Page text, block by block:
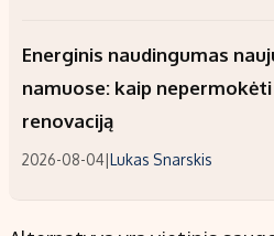
Energinis naudingumas
namuose: kaip
renovaciją
2026-08-04|Lukas Snarskis